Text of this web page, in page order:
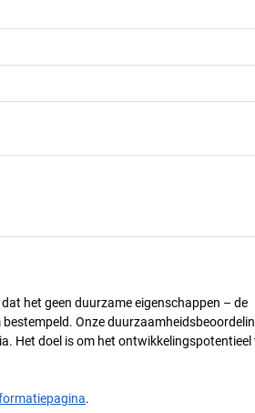
het geen duurzame eigenschappen – de
Onze
Het doel is om het ontwikkelingspotentieel
.